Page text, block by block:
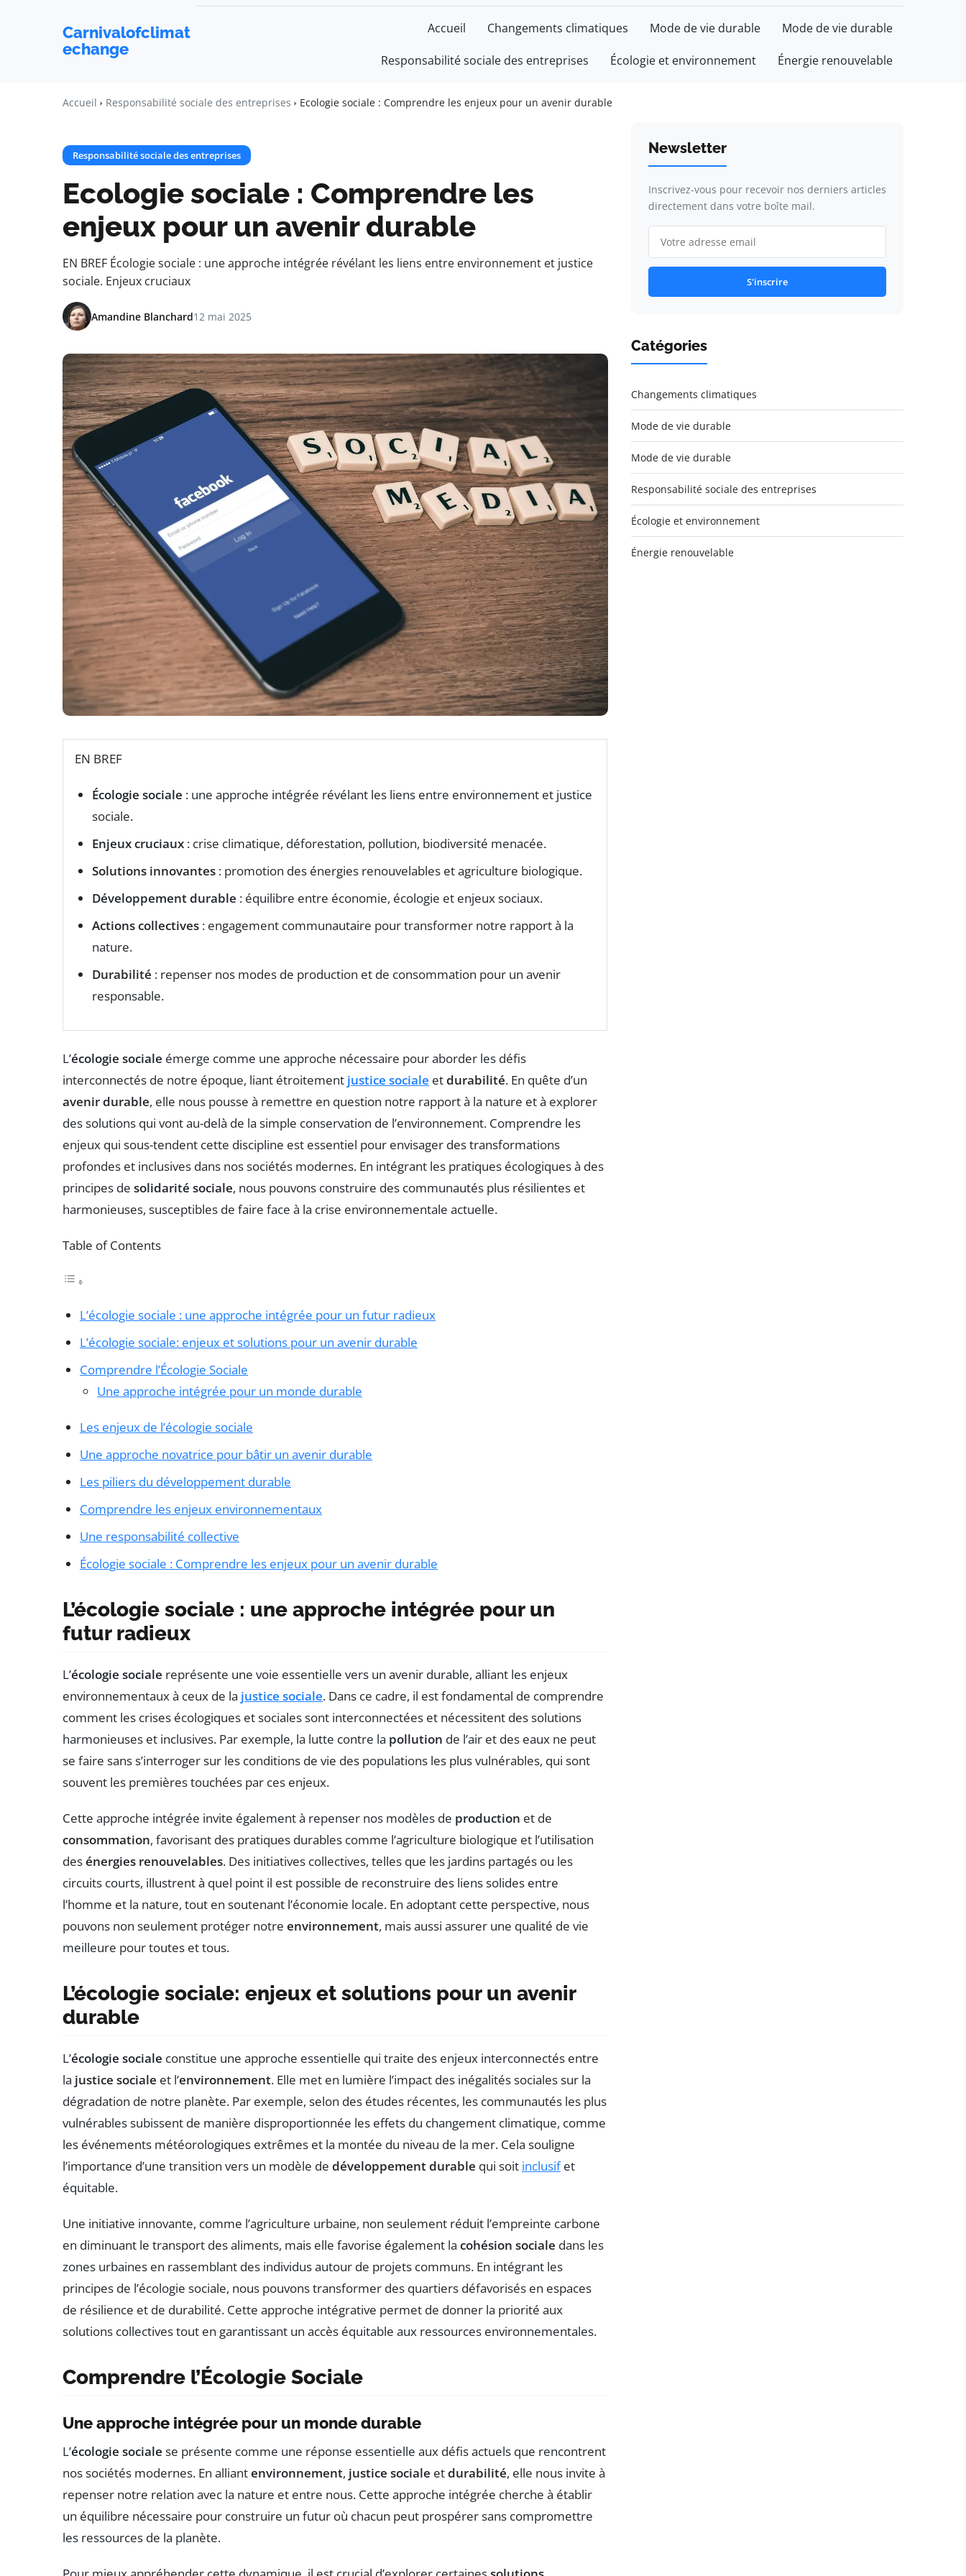
Carnivalofclimat
echange
Accueil Changements climatiques Mode de vie durable Mode de vie durable
Responsabilité sociale des entreprises Écologie et environnement Énergie renouvelable
Accueil Responsabilité sociale des entreprises Ecologie sociale : Comprendre les enjeux pour un avenir durable
Responsabilité sociale des entreprises
Ecologie sociale : Comprendre les
enjeux pour un avenir durable
EN BREF Écologie sociale : une approche intégrée révélant les liens entre environnement et justice
sociale. Enjeux cruciaux
Amandine Blanchard12 mai 2025
EN BREF
Écologie sociale : une approche intégrée révélant les liens entre environnement et justice
sociale.
Enjeux cruciaux : crise climatique, déforestation, pollution, biodiversité menacée.
Solutions innovantes : promotion des énergies renouvelables et agriculture biologique.
Développement durable : équilibre entre économie, écologie et enjeux sociaux.
Actions collectives : engagement communautaire pour transformer notre rapport à la
nature.
Durabilité : repenser nos modes de production et de consommation pour un avenir
responsable.
L’écologie sociale émerge comme une approche nécessaire pour aborder les défis
interconnectés de notre époque, liant étroitement justice sociale etdurabilité. En quête d’un
avenir durable, elle nous pousse à remettre en question notre rapport à la nature et à explorer
des solutions qui vont au-delà de la simple conservation de l’environnement. Comprendre les
enjeux qui sous-tendent cette discipline est essentiel pour envisager des transformations
profondes et inclusives dans nos sociétés modernes. En intégrant les pratiques écologiques à des
principes de solidarité sociale, nous pouvons construire des communautés plus résilientes et
harmonieuses, susceptibles de faire face à la crise environnementale actuelle.
Table of Contents
L’écologie sociale : une approche intégrée pour un futur radieux
L’écologie sociale: enjeux et solutions pour un avenir durable
Comprendre l’Écologie Sociale
Une approche intégrée pour un monde durable
Les enjeux de l’écologie sociale
Une approche novatrice pour bâtir un avenir durable
Les piliers du développement durable
Comprendre les enjeux environnementaux
Une responsabilité collective
Écologie sociale : Comprendre les enjeux pour un avenir durable
L’écologie sociale : une approche intégrée pour un
futur radieux
L’écologie sociale représente une voie essentielle vers un avenir durable, alliant les enjeux
environnementaux à ceux de la justice sociale. Dans ce cadre, il est fondamental de comprendre
comment les crises écologiques et sociales sont interconnectées et nécessitent des solutions
harmonieuses et inclusives. Par exemple, la lutte contre la pollution de l’air et des eaux ne peut
se faire sans s’interroger sur les conditions de vie des populations les plus vulnérables, qui sont
souvent les premières touchées par ces enjeux.
Cette approche intégrée invite également à repenser nos modèles de production et de
consommation, favorisant des pratiques durables comme l’agriculture biologique et l’utilisation
desénergies renouvelables. Des initiatives collectives, telles que les jardins partagés ou les
circuits courts, illustrent à quel point il est possible de reconstruire des liens solides entre
l’homme et la nature, tout en soutenant l’économie locale. En adoptant cette perspective, nous
pouvons non seulement protéger notre environnement, mais aussi assurer une qualité de vie
meilleure pour toutes et tous.
L’écologie sociale: enjeux et solutions pour un avenir
durable
L’écologie sociale constitue une approche essentielle qui traite des enjeux interconnectés entre
la justice sociale et l’environnement. Elle met en lumière l’impact des inégalités sociales sur la
dégradation de notre planète. Par exemple, selon des études récentes, les communautés les plus
vulnérables subissent de manière disproportionnée les effets du changement climatique, comme
les événements météorologiques extrêmes et la montée du niveau de la mer. Cela souligne
l’importance d’une transition vers un modèle de développement durable qui soit inclusifet
équitable.
Une initiative innovante, comme l’agriculture urbaine, non seulement réduit l’empreinte carbone
en diminuant le transport des aliments, mais elle favorise également la cohésion sociale dans les
zones urbaines en rassemblant des individus autour de projets communs. En intégrant les
principes de l’écologie sociale, nous pouvons transformer des quartiers défavorisés en espaces
de résilience et de durabilité. Cette approche intégrative permet de donner la priorité aux
solutions collectives tout en garantissant un accès équitable aux ressources environnementales.
Comprendre l’Écologie Sociale
Une approche intégrée pour un monde durable
L’écologie sociale se présente comme une réponse essentielle aux défis actuels que rencontrent
nos sociétés modernes. En alliantenvironnement, justice sociale etdurabilité, elle nous invite à
repenser notre relation avec la nature et entre nous. Cette approche intégrée cherche à établir
un équilibre nécessaire pour construire un futur où chacun peut prospérer sans compromettre
les ressources de la planète.
Newsletter
Inscrivez-vous pour recevoir nos derniers articles
directement dans votre boîte mail.
S'inscrire
Catégories
Changements climatiques
Mode de vie durable
Mode de vie durable
Responsabilité sociale des entreprises
Écologie et environnement
Énergie renouvelable